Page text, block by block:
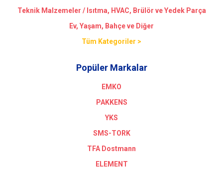
Teknik Malzemeler / Isıtma, HVAC, Brülör ve Yedek Parça
Ev, Yaşam, Bahçe ve Diğer
Tüm Kategoriler >
Popüler Markalar
EMKO
PAKKENS
YKS
SMS-TORK
TFA Dostmann
ELEMENT